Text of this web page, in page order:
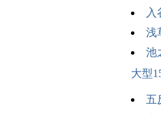
入
浅
池
大型
五